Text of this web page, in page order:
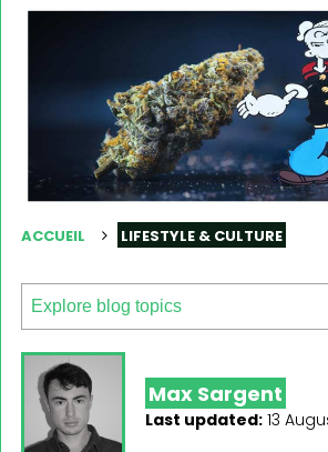
ACCUEIL LIFESTYLE & CULTURE
Max Sargent
Last updated: 13